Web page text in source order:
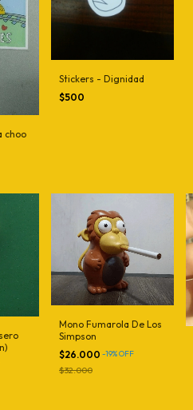
choo
Stickers - Dignidad
$500
Mono Fumarola De Los
Simpson
$26.000 -19%OFF
$32.000